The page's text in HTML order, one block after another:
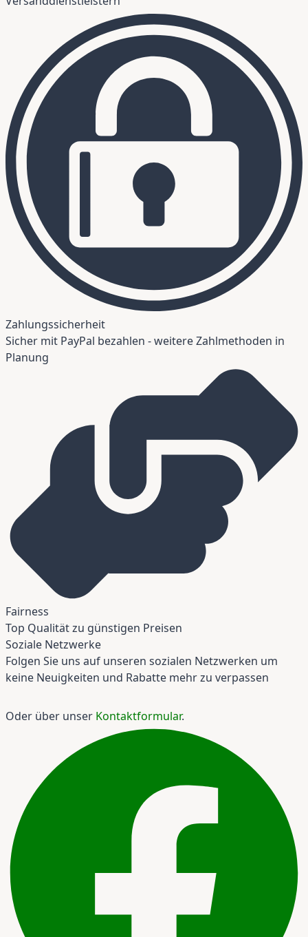
Zahlungssicherheit
Sicher mit PayPal bezahlen - weitere Zahlmethoden in
Planung
Fairness
Top Qualität zu günstigen Preisen
Soziale Netzwerke
Folgen Sie uns auf unseren sozialen Netzwerken um
keine Neuigkeiten und Rabatte mehr zu verpassen
Oder über unser Kontaktformular.